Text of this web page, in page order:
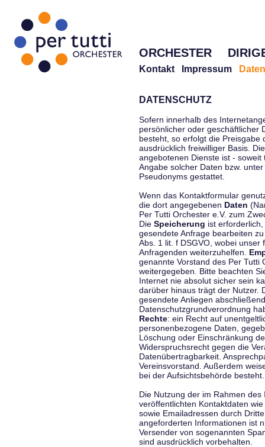
ORCHESTER
Kontakt Impressum
DATENSCHUTZ
Sofern innerhalb des
persönlicher oder geschäftlicher
besteht, so erfolgt die Preisgabe
ausdrücklich freiwilliger Basis.
angebotenen Dienste ist -
Angabe solcher Daten bzw.
Pseudonyms gestattet.
Wenn das Kontaktformular
die dort angegebenen Daten
Per Tutti Orchester e.V. zum
Die Speicherung ist
gesendete Anfrage bearbeiten
Abs. 1 lit. f DSGVO, wobei
Anfragenden weiterzuhelfen.
genannte Vorstand des Per Tutti
weitergegeben. Bitte beachten
Internet nie absolut sicher sein
darüber hinaus trägt der Nutzer.
gesendete Anliegen
Datenschutzgrundverordnung
Rechte: ein Recht auf
personenbezogene Daten,
Löschung oder Einschränkung
Widerspruchsrecht gegen die
Datenübertragbarkeit.
Vereinsvorstand. Außerdem
bei der Aufsichtsbehörde besteht.
Die Nutzung der im Rahmen
veröffentlichten Kontaktdaten
sowie Emailadressen durch
angeforderten Informationen ist
Versender von sogenannten
sind ausdrücklich vorbehalten.